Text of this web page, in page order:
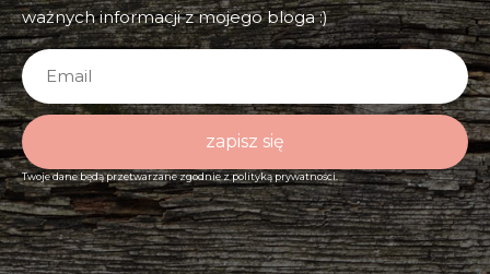
ważnych informacji z mojego bloga :)
zapisz się
Twoje dane będą przetwarzane zgodnie zpolityką prywatności.